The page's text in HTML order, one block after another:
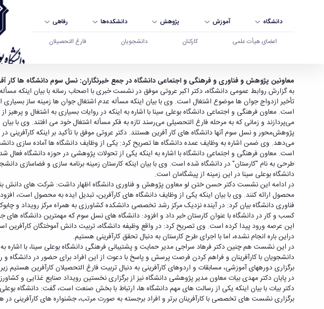
دانشگاه آموزش پژوهش دانشکده‌ها رفاهی
اعضای هیأت علمی کارکنان دانشجویان فارغ التحصیلان
پایه‌ریزی طرح« کارستان» در دانشگاه بوعلی سینا - دانشگاه بوعلی سینا
معاونین پژوهش و فناوری و فرهنگی و اجتماعی دانشگاه در جمع خبرنگاران: نسل سوم دانشگاه ‌ها کار
به گزارش روابط عمومی دانشگاه، دکتر اکبر عروتی‌ موفق در نشست خبری با اصحاب رسانه با بیان اینکه
تأخیر ازدواج جوان ‌ها موضوع اشتغال است. وی با بیان اینکه مسأله عدم اشتغال جوان ‌ها زمینه‌ ساز
است. معاون فرهنگی و اجتماعی دانشگاه بوعلی سینا با اشاره به اینکه در روایات بسیاری به اشتغال و
می‌پردازند و زمانی که به مرحله فارغ ‌التحصیلی می‌رسند تازه به فکر مسأله اشتغال خود می افتند. وی با
پژوهش‌محور و نسل سوم آنها دانشگاه ‌های کار آفرین هستند. دکتر عروتی ‌موفق با تأکید بر اینکه کارآفرینی
می‌دهد. وی ضمن اشاره به وظایف عمده دانشگاه‌ ها تصریح کرد: یکی از وظایف دانشگاه‌ ها آماده ‌سازی
است. معاون فرهنگی و اجتماعی دانشگاه با اشاره به اینکه یکی از تحولات پژوهشی در حوزه دانشگاه
طرحی به نام "کارستان" در دانشگاه شده است. وی با بیان اینکه کارستان زمینه برنامه ‌سازی و فضاسازی
دانشگاه بوعلی ‌سینا در این زمینه از پیشگامان است.
در ادامه این نشست دکتر حسن ختن ‌لو معاون پژوهش و فناوری دانشگاه اظهار داشت: شرکت ‌های دانش
ﻓﻨﺎﻭﺭﯼ ﺩﺍﻧﺸﮕﺎه بیان کرد: در آینده نزدیک مرکز رشد تخصصی دانشکده کشاورزی به همراه مرکز رویداد و
این عرصه ورود پیدا کرده است. وی تصریح کرد: در واقع وظیفه دانشگاه، تربیت دانش آموختگان کارآفرین
دراین ‌باره انجام نشده، اما با اجرای طرح کارستان به دنبال تحقق کارآفرینی هستیم.
دانشجویان با کارآفرینان و فراهم کردن فرصت پرسش و پاسخ با دعوت از این افراد برای حضور در دانشگاه
برگزاری دوره‎های آموزشی، مسابقات و اردوهای کارآفرینی به دنبال تربیت فارغ ‌التحصیلان کارآفرین هستیم زیرا امروز جامعه به چنین افرادی نیاز دارد.
در پایان دکتر مهدی بیات معاون مدیر پژوهشی ﺩﺍﻧﺸﮕﺎﻩ نیز از برگزاری نخستین رویداد صنایع غذایی و
دکتر بیات با بیان اینکه یکی از رسالت ‌های مهم دانشگاه‌ ها، ارتباط با بخش صنعت است، گفت: دانشگاه
برگزاری نشست ‌های تخصصی با کارآفرینان برتر و افراد برجسته به صورت مرتب، جشنواره‌ های کارآفرینی